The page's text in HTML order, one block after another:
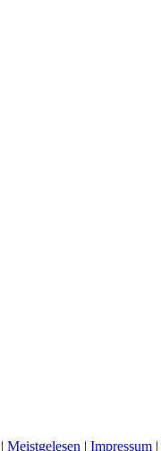
| Meistgelesen | Impressum |